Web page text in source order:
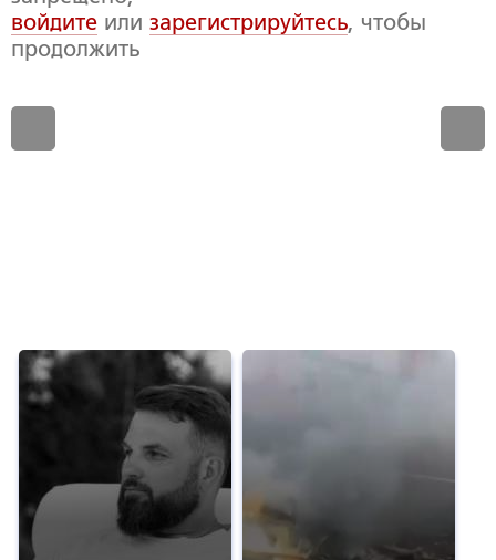
войдите или зарегистрируйтесь, чтобы
продолжить